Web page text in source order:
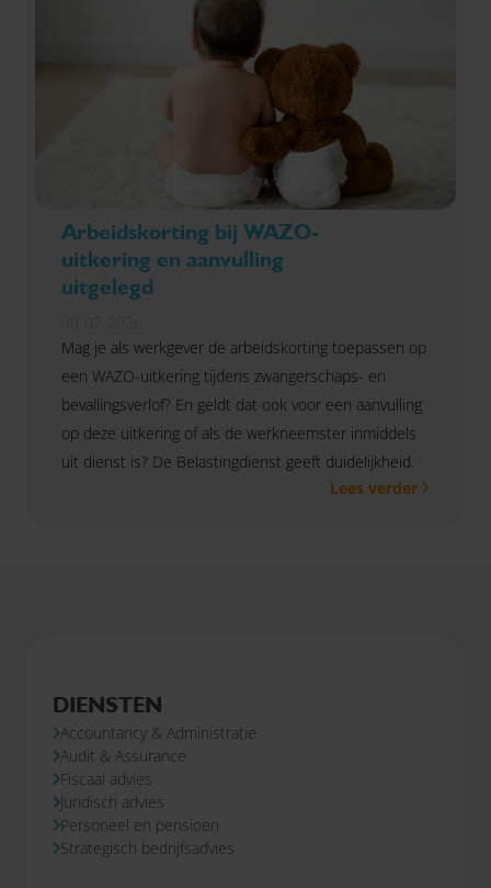
Arbeidskorting bij WAZO-
uitkering en aanvulling
uitgelegd
Mag je als werkgever de arbeidskorting toepassen op
een WAZO-uitkering tijdens zwangerschaps- en
bevallingsverlof? En geldt dat ook voor een aanvulling
op deze uitkering of als de werkneemster inmiddels
uit dienst is? De Belastingdienst geeft duidelijkheid.
Lees verder
DIENSTEN
Accountancy & Administratie
Audit & Assurance
Fiscaal advies
Juridisch advies
Personeel en pensioen
Strategisch bedrijfsadvies